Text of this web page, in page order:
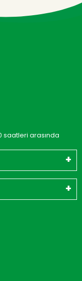
saatleri arasında